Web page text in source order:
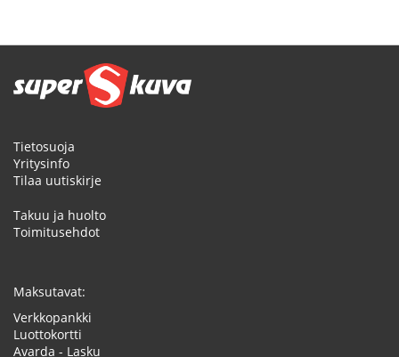
Tietosuoja
Yritysinfo
Tilaa uutiskirje
Takuu ja huolto
Toimitusehdot
Maksutavat:
Verkkopankki
Luottokortti
Avarda - Lasku